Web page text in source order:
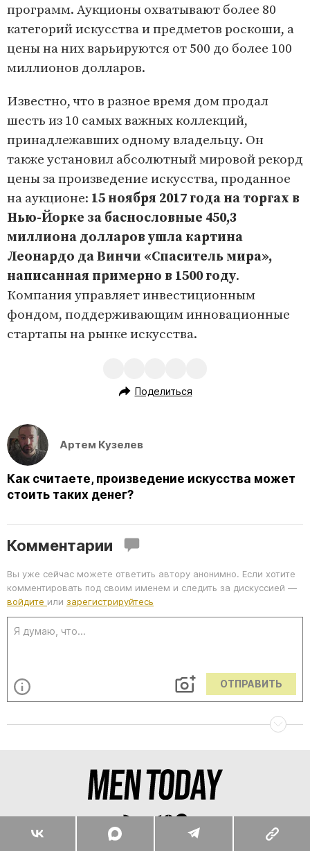
программ. Аукционы охватывают более 80
категорий искусства и предметов роскоши, а
цены на них варьируются от 500 до более 100
миллионов долларов.
Известно, что в разное время дом продал
шесть из 10 самых важных коллекций,
принадлежавших одному владельцу. Он
также установил абсолютный мировой рекорд
цены за произведение искусства, проданное
на аукционе: 15 ноября 2017 года на торгах в
Нью-Йорке за баснословные 450,3
миллиона долларов ушла картина
Леонардо да Винчи «Спаситель мира»,
написанная примерно в 1500 году.
Компания управляет инвестиционным
фондом, поддерживающим инновационные
стартапы на рынке искусства.
Поделиться
Артем Кузелев
Как считаете, произведение искусства может
стоить таких денег?
Комментарии
Вы уже сейчас можете ответить автору анонимно. Если хотите
комментировать под своим именем и следить за дискуссией —
войдите или зарегистрируйтесь
ОТПРАВИТЬ